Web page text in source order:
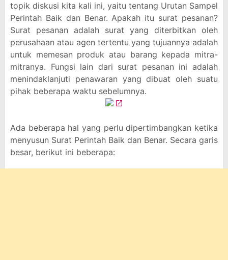
topik diskusi kita kali ini, yaitu tentang Urutan Sampel
Perintah Baik dan Benar. Apakah itu surat pesanan?
Surat pesanan adalah surat yang diterbitkan oleh
perusahaan atau agen tertentu yang tujuannya adalah
untuk memesan produk atau barang kepada mitra-
mitranya. Fungsi lain dari surat pesanan ini adalah
menindaklanjuti penawaran yang dibuat oleh suatu
pihak beberapa waktu sebelumnya.
Ada beberapa hal yang perlu dipertimbangkan ketika
menyusun Surat Perintah Baik dan Benar. Secara garis
besar, berikut ini beberapa: